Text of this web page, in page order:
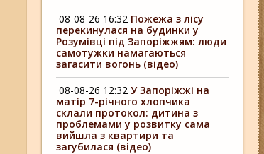
08-08-26 16:32 Пожежа з лісу
перекинулася на будинки у
Розумівці під Запоріжжям: люди
самотужки намагаються
загасити вогонь (відео)
08-08-26 12:32 У Запоріжжі на
матір 7-річного хлопчика
склали протокол: дитина з
проблемами у розвитку сама
вийшла з квартири та
загубилася (відео)